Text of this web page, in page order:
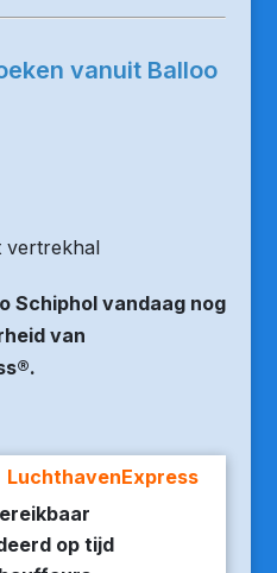
vanuit Balloo
vertrekhal
Schiphol vandaag nog
van
op tijd